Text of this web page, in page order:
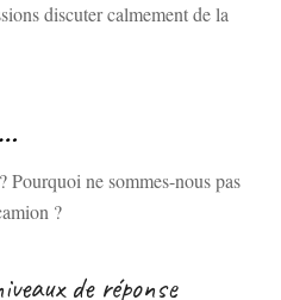
discuter calmement de la
Pourquoi ne sommes-nous pas
?
de réponse